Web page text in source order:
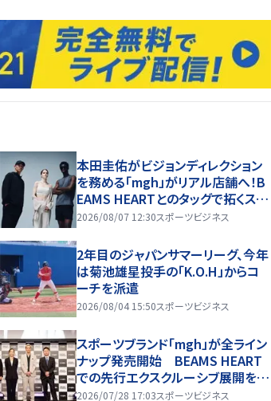
本田圭佑がビジョンディレクション
を務める「mgh」がリアル店舗へ！B
EAMS HEARTとのタッグで拓くスポ
ーツウェアの新たな挑戦
2026/08/07 12:30スポーツビジネス
2年目のジャパンサマーリーグ、今年
は菊池雄星投手の「K.O.H」からコ
ーチを派遣
2026/08/04 15:50スポーツビジネス
スポーツブランド「mgh」が全ライン
ナップ発売開始 BEAMS HEART
での先行エクスクルーシブ展開を発
表「あえて邪道を突き進む」
2026/07/28 17:03スポーツビジネス